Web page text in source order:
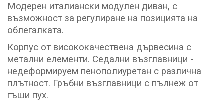
Модерен италиански модулен диван, с
възможност за регулиране на позицията на
облегалката.
Корпус от висококачествена дървесина с
метални елементи. Седални възглавници -
недеформируем пенополиуретан с различна
плътност. Гръбни възглавници с пълнеж от
гъши пух.